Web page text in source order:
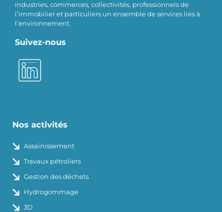
industries, commerces, collectivités, professionnels de
l’immobilier et particuliers un ensemble de services liés à
l’environnement.
Suivez-nous
Nos activités
Assainissement
Travaux pétroliers
Gestion des déchets
Hydrogommage
3D